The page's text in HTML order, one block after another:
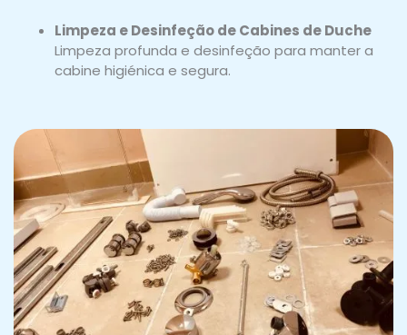
Limpeza e Desinfeção de Cabines de Duche
Limpeza profunda e desinfeção para manter a
cabine higiénica e segura.